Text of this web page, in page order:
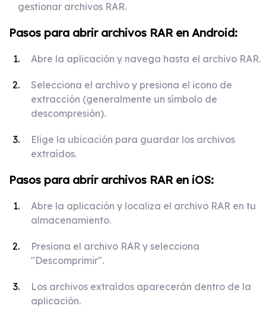
gestionar archivos RAR.
Pasos para abrir archivos RAR en Android:
Abre la aplicación y navega hasta el archivo RAR.
Selecciona el archivo y presiona el icono de
extracción (generalmente un símbolo de
descompresión).
Elige la ubicación para guardar los archivos
extraídos.
Pasos para abrir archivos RAR en iOS:
Abre la aplicación y localiza el archivo RAR en tu
almacenamiento.
Presiona el archivo RAR y selecciona
"Descomprimir".
Los archivos extraídos aparecerán dentro de la
aplicación.